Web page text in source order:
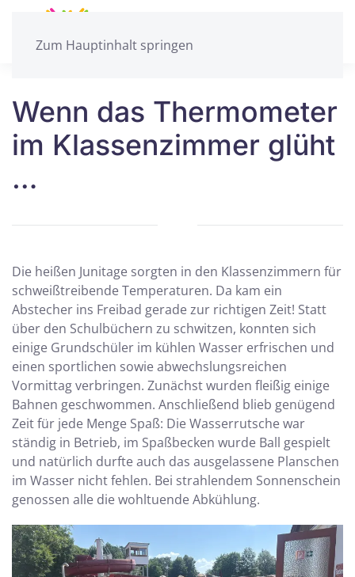
Zum Hauptinhalt springen
Wenn das Thermometer
im Klassenzimmer glüht
…
Die heißen Junitage sorgten in den Klassenzimmern für
schweißtreibende Temperaturen. Da kam ein
Abstecher ins Freibad gerade zur richtigen Zeit! Statt
über den Schulbüchern zu schwitzen, konnten sich
einige Grundschüler im kühlen Wasser erfrischen und
einen sportlichen sowie abwechslungsreichen
Vormittag verbringen. Zunächst wurden fleißig einige
Bahnen geschwommen. Anschließend blieb genügend
Zeit für jede Menge Spaß: Die Wasserrutsche war
ständig in Betrieb, im Spaßbecken wurde Ball gespielt
und natürlich durfte auch das ausgelassene Planschen
im Wasser nicht fehlen. Bei strahlendem Sonnenschein
genossen alle die wohltuende Abkühlung.